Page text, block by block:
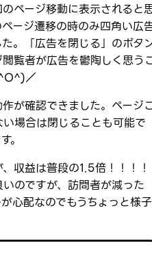
ページ移動に表示されると
ージ遷移の時のみ四角い広
。「広告を閉じる」のボタ
覧者が広告を鬱陶しく思う
／
が確認できました。ページ
場合は閉じることも可能で
。
収益は普段の1.5倍！！！！
のですが、訪問者が減った
心配なのでもうちょっと様子